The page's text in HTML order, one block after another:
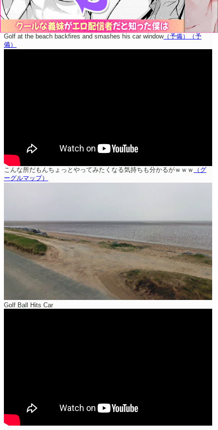
Golf at the beach backfires and smashes his car window（予備）
（予
備）
こんな所だもんちょっとやってみたくなる気持ちも分かるがｗｗｗ
（グ
ーグルマップ）
Golf Ball Hits Car